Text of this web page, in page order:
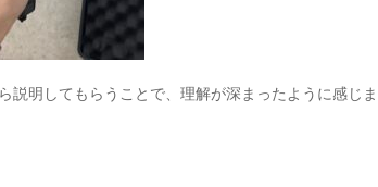
説明してもらうことで、理解が深まったように感じま